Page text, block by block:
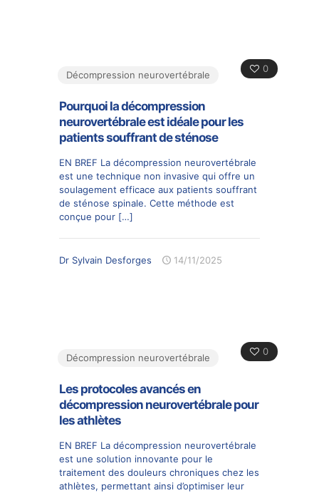
0
Décompression neurovertébrale
Pourquoi la décompression
neurovertébrale est idéale pour les
patients souffrant de sténose
EN BREF La décompression neurovertébrale
est une technique non invasive qui offre un
soulagement efficace aux patients souffrant
de sténose spinale. Cette méthode est
conçue pour […]
Dr Sylvain Desforges 14/11/2025
0
Décompression neurovertébrale
Les protocoles avancés en
décompression neurovertébrale pour
les athlètes
EN BREF La décompression neurovertébrale
est une solution innovante pour le
traitement des douleurs chroniques chez les
athlètes, permettant ainsi d’optimiser leur